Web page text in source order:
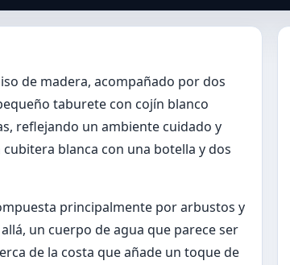
de madera, acompañado por dos
taburete con cojín blanco
reflejando un ambiente cuidado y
blanca con una botella y dos
principalmente por arbustos y
un cuerpo de agua que parece ser
de la costa que añade un toque de